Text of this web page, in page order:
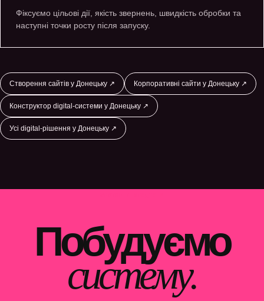
Фіксуємо цільові дії, якість звернень, швидкість обробки та
наступні точки росту після запуску.
Створення сайтів у Донецьку ↗ Корпоративні сайти у Донецьку ↗
Конструктор digital-системи у Донецьку ↗
Усі digital-рішення у Донецьку ↗
Побудуємо
систему.